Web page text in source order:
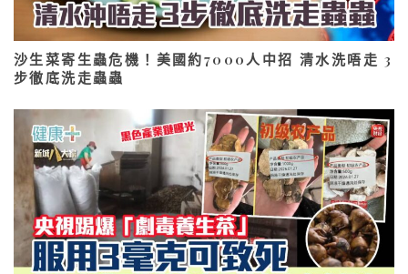
沙生菜寄生蟲危機！美國約7000人中招 清水洗唔走 3
步徹底洗走蟲蟲